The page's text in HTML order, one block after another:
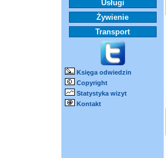
Usługi
Żywienie
Transport
Księga odwiedzin
Copyright
Statystyka wizyt
Kontakt